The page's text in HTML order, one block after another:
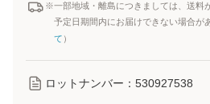
※一部地域・離島につきましては、送料
予定日期間内にお届けできない場合が
て ）
ロットナンバー： 530927538